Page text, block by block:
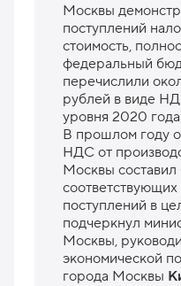
Москвы
поступлений
стоимость,
федеральный
перечислили
рублей в виде
уровня 2020 года
В прошлом году
НДС от
Москвы составил
поступлений в
подчеркнул
Москвы,
экономической
города Москвы